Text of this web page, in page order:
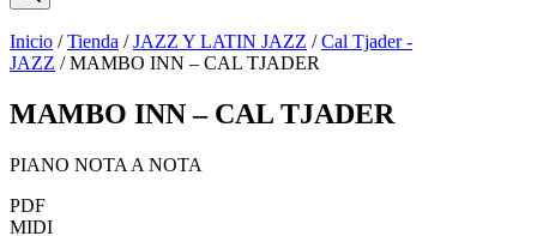
Inicio /Tienda /JAZZ Y LATIN JAZZ /Cal Tjader -
JAZZ / MAMBO INN – CAL TJADER
MAMBO INN – CAL TJADER
PIANO NOTA A NOTA
PDF
MIDI